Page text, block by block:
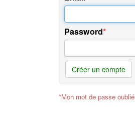
Password
Créer un compte
*Mon mot de passe oublié